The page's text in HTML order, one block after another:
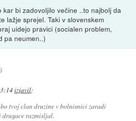
kar bi zadovoljilo večine ..to najbolj da
lažje sprejel. Taki v slovenskem
uidejo pravici (socialen problem,
pa neumen..)
izjavil:
tvoj clan druzine v bolnisnici zaradi
drugace razmisljal.